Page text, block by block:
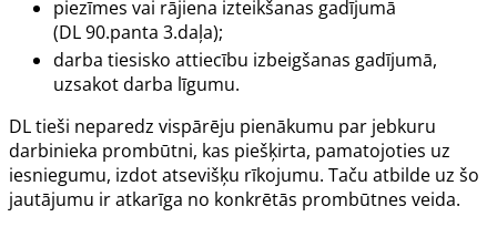
piezīmes vai rājiena izteikšanas gadījumā
(DL90.panta 3.daļa);
darba tiesisko attiecību izbeigšanas gadījumā,
uzsakot darba līgumu.
DL tieši neparedz vispārēju pienākumu par jebkuru
darbinieka prombūtni, kas piešķirta, pamatojoties uz
iesniegumu, izdot atsevišķu rīkojumu. Taču atbilde uz šo
jautājumu ir atkarīga no konkrētās prombūtnes veida.